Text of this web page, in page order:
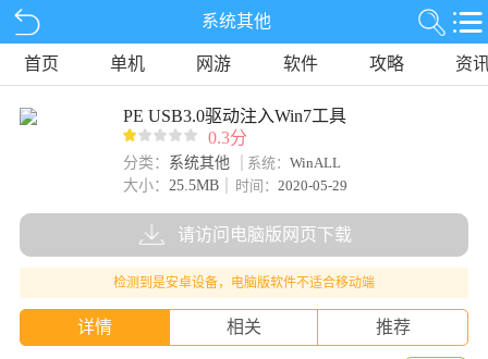
系统其他
首页 单机 网游 软件 攻略 资
PE USB3.0驱动注入Win7工具
0.3分
分类： 系统其他 系统： WinALL
大小： 25.5MB 时间： 2020-05-29
请访问电脑版网页下载
检测到是安卓设备，电脑版软件不适合移动端
详情 相关 推荐